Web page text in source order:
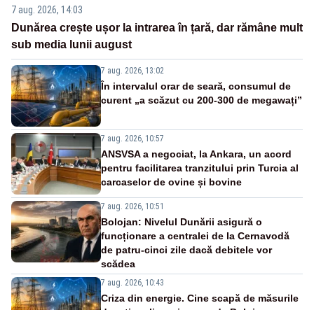
7 aug. 2026, 14:03
Dunărea crește ușor la intrarea în țară, dar rămâne mult
sub media lunii august
7 aug. 2026, 13:02
În intervalul orar de seară, consumul de
curent „a scăzut cu 200-300 de megawați”
7 aug. 2026, 10:57
ANSVSA a negociat, la Ankara, un acord
pentru facilitarea tranzitului prin Turcia al
carcaselor de ovine și bovine
7 aug. 2026, 10:51
Bolojan: Nivelul Dunării asigură o
funcționare a centralei de la Cernavodă
de patru-cinci zile dacă debitele vor
scădea
7 aug. 2026, 10:43
Criza din energie. Cine scapă de măsurile